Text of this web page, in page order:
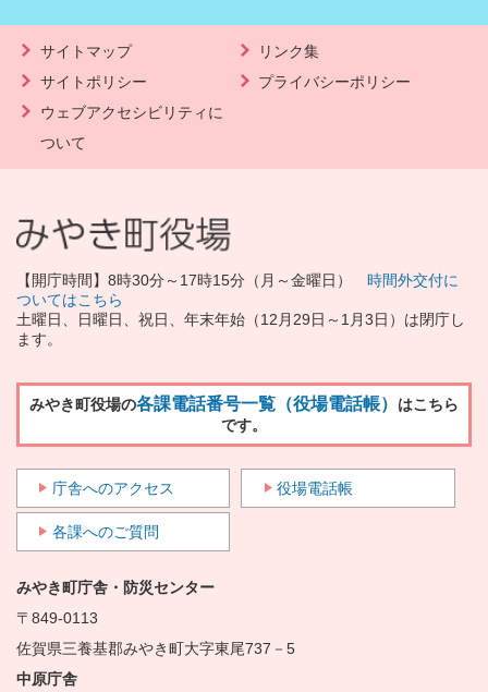
サイトマップ
リンク集
サイトポリシー
プライバシーポリシー
ウェブアクセシビリティに
ついて
【開庁時間】8時30分～17時15分（月～金曜日） 時間外交付に
ついてはこちら
土曜日、日曜日、祝日、年末年始（12月29日～1月3日）は閉庁し
ます。
みやき町役場の各課電話番号一覧（役場電話帳） はこちら
です。
庁舎へのアクセス 役場電話帳
各課へのご質問
みやき町庁舎・防災センター
〒849-0113
佐賀県三養基郡みやき町大字東尾737－5
中原庁舎